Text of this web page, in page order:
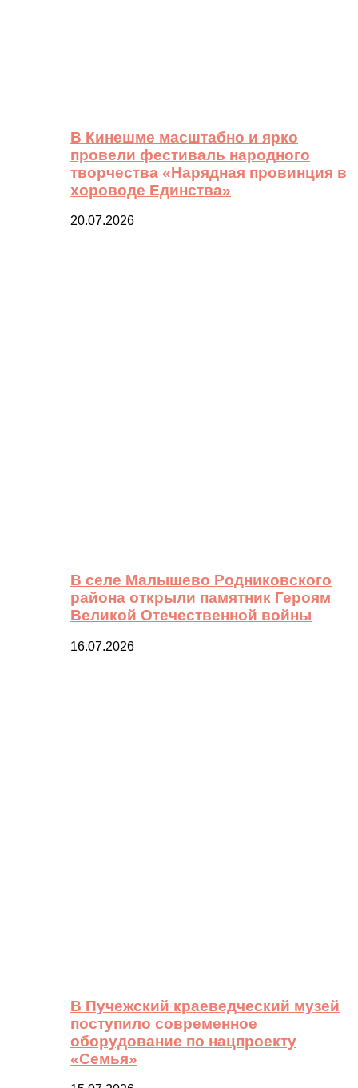
В Кинешме масштабно и ярко
провели фестиваль народного
творчества «Нарядная провинция в
хороводе Единства»
20.07.2026
В селе Малышево Родниковского
района открыли памятник Героям
Великой Отечественной войны
16.07.2026
В Пучежский краеведческий музей
поступило современное
оборудование по нацпроекту
«Семья»